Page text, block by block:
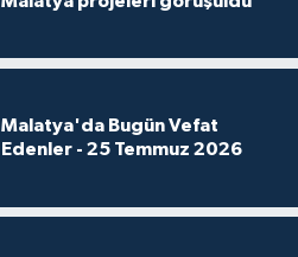
Malatya'da Bugün Vefat
Edenler - 25 Temmuz 2026